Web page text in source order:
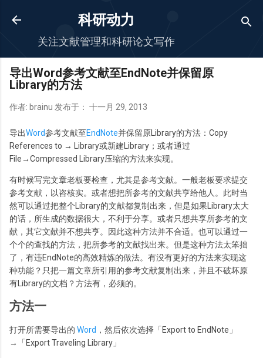
跳至主要内容
科研动力
关注文献管理和科研论文写作
导出Word参考文献至EndNote并保留原
Library的方法
作者: brainu 发布于： 十一月 29, 2013
导出Word参考文献至EndNote并保留原Library的方法：Copy
References to → Library或新建Library；或者通过
File→Compressed Library压缩的方法来实现。
有时候写完文章老板要检查，尤其是参考文献。一般老板要求提交
参考文献，以咨核实。或者想把所参考的文献共亨给他人。此时当
然可以通过把整个Library的文献都复制出来，但是如果Library太大
的话，所生成的数据很大，不利于分享。或者只想共享所参考的文
献，其它文献并不想共亨。因此这种方法并不合适。也可以通过一
个个的查找的方法，把所参考的文献找出来。但是这种方法太笨拙
了，有违EndNote的高效精炼的做法。有没有更好的方法来实现这
种功能？只把一篇文章所引用的参考文献复制出来，并且不破坏原
有Library的文档？方法有，必须的。
方法一
打开所需要导出的 Word ，然后依次选择「Export to EndNote」
→「Export Traveling Library」